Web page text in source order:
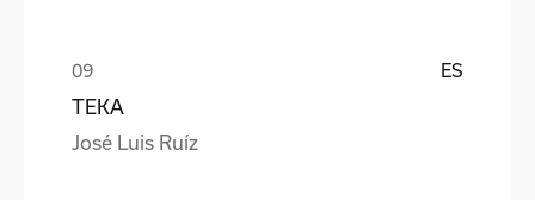
ES
TEKA
José Luis Ruíz